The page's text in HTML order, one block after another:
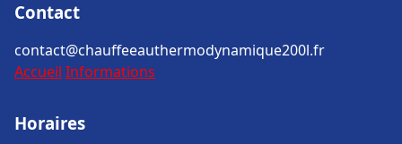
Contact
contact@chauffeeauthermodynamique200l.fr
Accueil Informations
Horaires